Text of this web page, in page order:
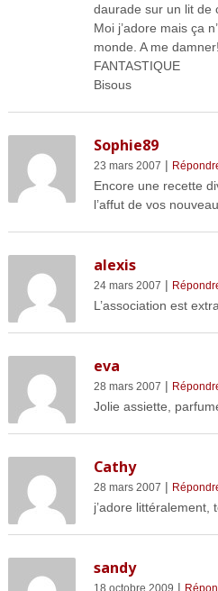
daurade sur un lit de
Moi j’adore mais ça
monde. A me
FANTASTIQUE
Bisous
Sophie89
23 mars 2007 |
Encore une recette
l’affut de vos
alexis
24 mars 2007 |
L’association est
eva
28 mars 2007 |
Jolie assiette,
Cathy
28 mars 2007 |
j’adore littéralement,
sandy
18 octobre 2009 |